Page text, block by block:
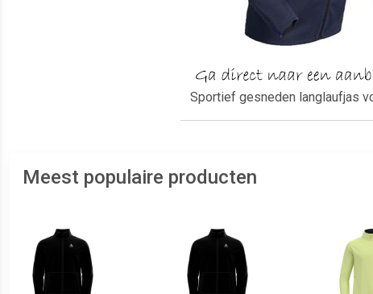
Sportief gesneden langlaufjas
Meest populaire producten